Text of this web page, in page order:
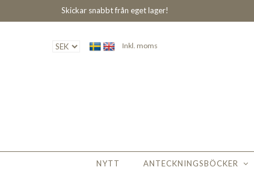
Skickar snabbt från eget lager!
Inkl. moms
NYTT ANTECKNINGSBÖCKER